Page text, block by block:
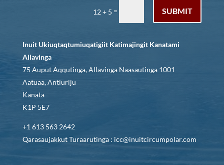
12 + 5 = SUBMIT
Inuit Ukiuqtaqtumiuqatigiit Katimajingit Kanatami
Allavinga
75 Auput Aqqutinga, Allavinga Naasautinga 1001
Aatuaa, Antiuriju
Kanata
K1P 5E7
+1 613 563 2642
Qarasaujakkut Turaarutinga : icc@inuitcircumpolar.com